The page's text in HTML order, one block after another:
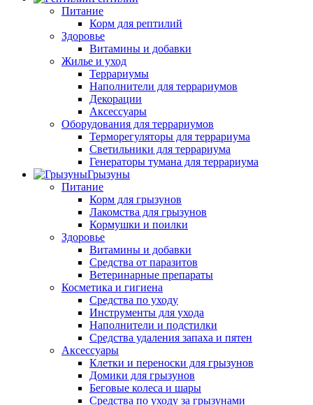
Питание
Корм для рептилий
Здоровье
Витамины и добавки
Жилье и уход
Террариумы
Наполнители для террариумов
Декорации
Аксессуары
Оборудования для террариумов
Терморегуляторы для террариума
Светильники для террариума
Генераторы тумана для террариума
Грызуны
Питание
Корм для грызунов
Лакомства для грызунов
Кормушки и поилки
Здоровье
Витамины и добавки
Средства от паразитов
Ветеринарные препараты
Косметика и гигиена
Средства по уходу
Инструменты для ухода
Наполнители и подстилки
Средства удаления запаха и пятен
Аксессуары
Клетки и переноски для грызунов
Домики для грызунов
Беговые колеса и шары
Средства по уходу за грызунами